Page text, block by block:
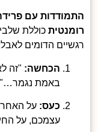
התמודדות עם
רומנטית כוללת
רגשיים הדומים
הכחשה: "זה
באמת נגמר…"
כעס: על
עצמכם, על